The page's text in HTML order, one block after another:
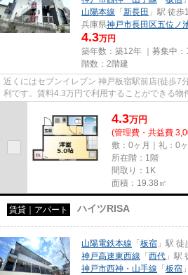
山陽本線 「 新長田 」駅 徒歩
兵庫県神戸市長田区五位ノ
4.3万円
築年数：築12年 ｜募集中：
階数：2階建
近くにはセブンイレブン 神戸板宿駅前店(徒歩7
利です。賃料4.3万円で利用することができる物
4.3万円
(管理費・共益費
敷：0ヶ月｜礼：0
所在階：1階
間取り：1K
面積：19.38㎡
賃貸｜アパート ハイツRISA
山陽電鉄本線 「 板宿 」駅
神戸高速東西線 「 西代 」駅
神戸市西神・山手線 「 板宿